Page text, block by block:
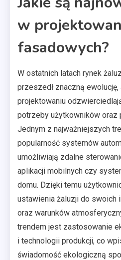
w
fasadowych?
W ostatnich latach rynek
przeszedł znaczną
projektowaniu
potrzeby użytkowników oraz
Jednym z najważniejszych
popularność systemów
umożliwiają zdalne
aplikacji mobilnych czy
domu. Dzięki temu
ustawienia żaluzji do swoich
oraz warunków
trendem jest zastosowanie
i technologii produkcji, co
świadomość ekologiczną